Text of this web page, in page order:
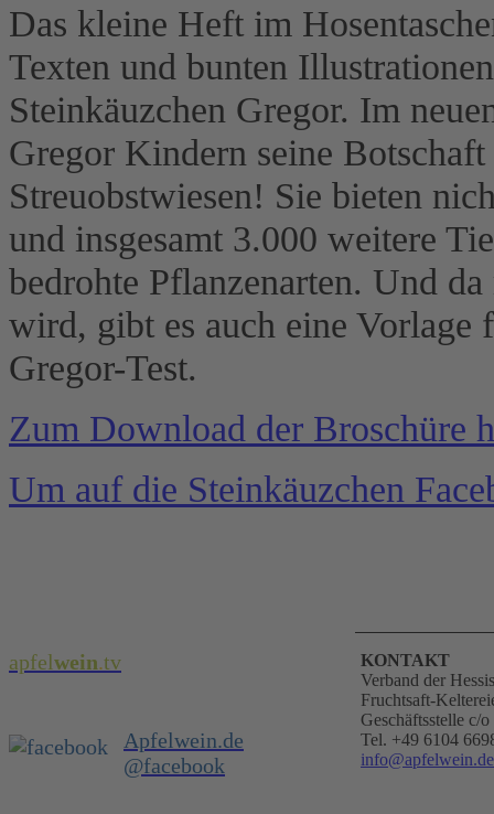
Das kleine Heft im
Texten und bunten
Steinkäuzchen Gregor. Im
Gregor Kindern seine
Streuobstwiesen! Sie bieten
und insgesamt 3.000 weitere
bedrohte Pflanzenarten. Und
wird, gibt es auch eine Vorlage
Gregor-Test.
Zum Download der Broschüre
Um auf die Steinkäuzchen
apfelwein.tv
KONTAKT
Verband der
Fruchtsaft-
Geschäftsstelle c/
Tel. +49 6104
info@apfelwein.de
Apfelwein.de
@facebook